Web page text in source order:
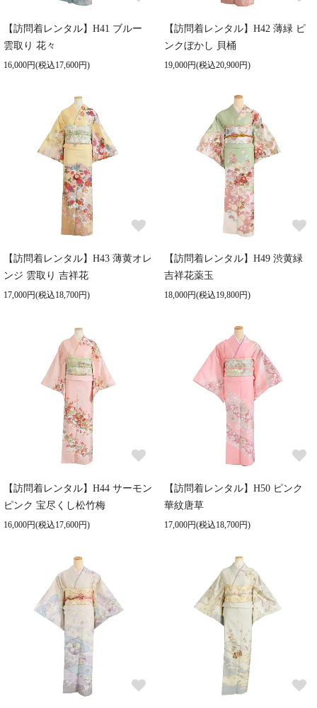
【訪問着レンタル】H41 ブルー
雲取り 花々
16,000円(税込17,600円)
【訪問着レンタル】H42 薄緑 ピ
ンクぼかし 貝桶
19,000円(税込20,900円)
【訪問着レンタル】H43 薄黄オレ
ンジ 雲取り 吉祥花
17,000円(税込18,700円)
【訪問着レンタル】H49 渋黄緑
吉祥花薬玉
18,000円(税込19,800円)
【訪問着レンタル】H44 サーモン
ピンク 宝尽くし松竹梅
16,000円(税込17,600円)
【訪問着レンタル】H50 ピンク
華紋唐草
17,000円(税込18,700円)